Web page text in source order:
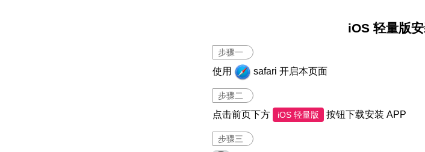
iOS 轻量版安
步骤一
使用 safari 开启本页面
步骤二
点击前页下方 iOS 轻量版 按钮下载安装 APP
步骤三